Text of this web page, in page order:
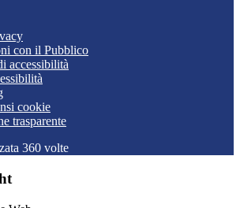
con il Pubblico
accessibilità
cookie
trasparente
360 volte